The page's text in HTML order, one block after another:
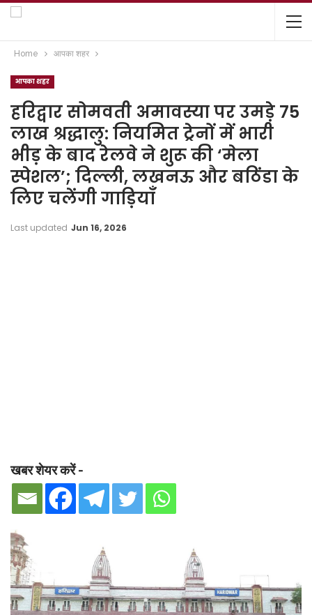
Home आपका शहर
आपका शहर
हरिद्वार सोमवती अमावस्या पर उमड़े 75
लाख श्रद्धालु: नियमित ट्रेनों में भारी
भीड़ के बाद रेलवे ने शुरू की ‘मेला
स्पेशल’; दिल्ली, लखनऊ और बठिंडा के
लिए चलेंगी गाड़ियाँ
Last updated Jun 16, 2026
खबर शेयर करें -